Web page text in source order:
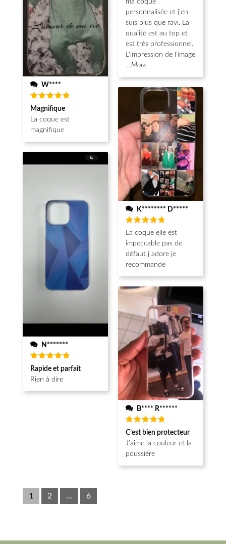
W****
Note5
sur 5
Magnifique
La coque est
magnifique
N*******
Note5
sur 5
Rapide et parfait
Rien à dire
personnalisée et j'en
suis plus que ravi. La
qualité est au top et
est très professionnel.
L'impression de l'image
...More
K******** D*****
Note5
sur 5
La coque elle est
impeccable pas de
défaut j adore je
recommande
B**** R******
Note5
sur 5
C’est bien protecteur
J’aime la couleur et la
poussière
1 2 ... 6